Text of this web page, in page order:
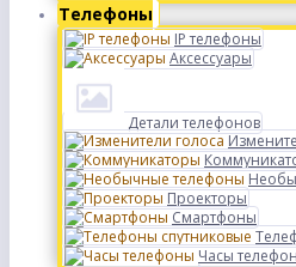
Телефоны
IP телефоны
Аксессуары
Детали телефонов
Проекторы
Смартфоны
Часы